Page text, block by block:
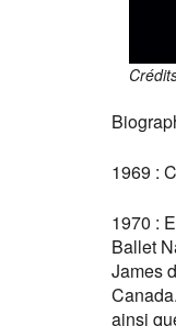
1969 :
1970 :
Ballet
James
ainsi